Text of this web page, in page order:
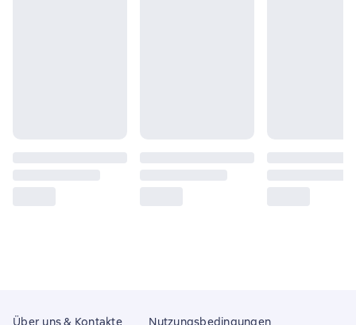
Über uns & Kontakte Nutzungsbedingungen